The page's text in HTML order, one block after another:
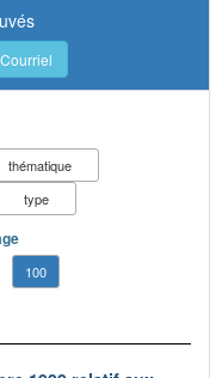
Courriel
thématique
type
100